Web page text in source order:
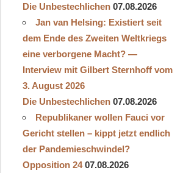
Die Unbestechlichen 07.08.2026
Jan van Helsing: Existiert seit
dem Ende des Zweiten Weltkriegs
eine verborgene Macht? —
Interview mit Gilbert Sternhoff vom
3. August 2026
Die Unbestechlichen 07.08.2026
Republikaner wollen Fauci vor
Gericht stellen – kippt jetzt endlich
der Pandemieschwindel?
Opposition 24 07.08.2026